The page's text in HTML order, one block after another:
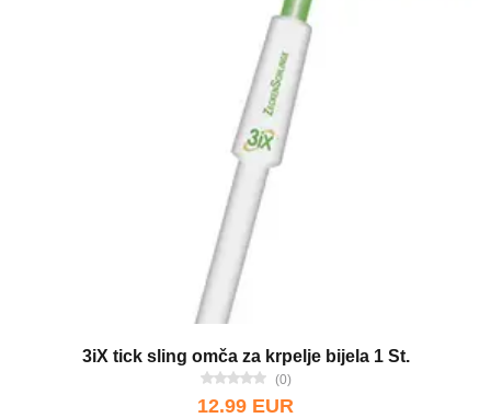
3iX tick sling omča za krpelje bijela 1 St.
(0)
12.99 EUR